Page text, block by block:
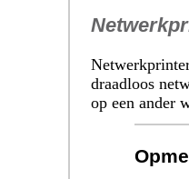
draadloos
op een ander